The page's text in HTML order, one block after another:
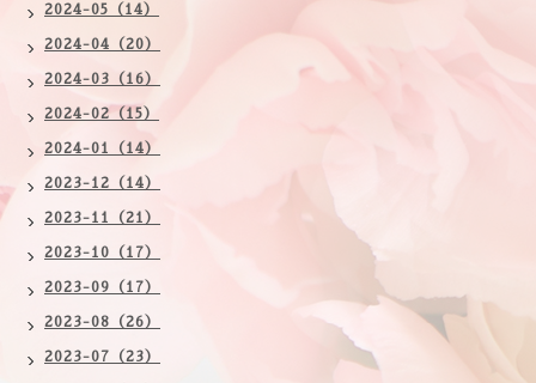
2024-05（14）
2024-04（20）
2024-03（16）
2024-02（15）
2024-01（14）
2023-12（14）
2023-11（21）
2023-10（17）
2023-09（17）
2023-08（26）
2023-07（23）